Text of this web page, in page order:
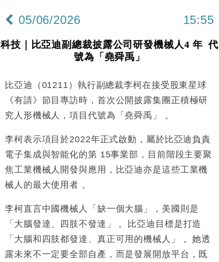
18:15
本地｜新世界K11 9月升級會員制度 增鉑金卡級別鎖
17:40
財經｜本港6月零售額連升14個月 珠寶鐘錶銷售升勢
50%
15:59
財經｜SA售股自救後再出手 斥4億美元押注未上市公
14:50
東京半島
13:12
國際｜特朗普赴洛杉磯高球場活動前 男子攜槍彈被捕
手
11:40
財經｜黑石傳再籌逾360億美元 支援Anthropic租用
Google晶片
財經｜美商務部擬擴大金屬關稅範圍 14類產品或加徵
25%
05/06/2026 15:55
科技｜比亞迪副總裁披露公司研發機械人4 年 代
號為「堯舜禹」
比亞迪（01211）執行副總裁李柯在接受股東星球
《有請》節目專訪時，首次公開披露集團正積極研
究人形機械人，項目代號為「堯舜禹」 。
李柯表示項目於2022年正式啟動，屬於比亞迪負責
電子集成與智能化的第 15事業部，目前階段主要聚
焦工業機械人開發與應用，比亞迪亦是這些工業機
械人的最大使用者 。
李柯直言中國機械人「缺一個大腦」，美國則是
「大腦發達、四肢不發達」 。比亞迪目標是打造
「大腦和四肢都發達、真正可用的機械人」 。她透
露未來不一定要全部自產，而是發展開放平台，既